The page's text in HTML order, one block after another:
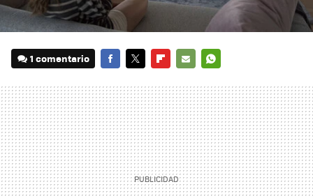
1 comentario
MAIL